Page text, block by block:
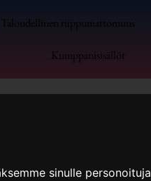
sinulle personoituja
Taloudellinen riippumattomuus
Kumppanisisällöt